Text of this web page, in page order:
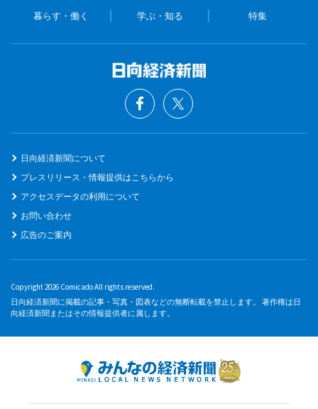
暮らす・働く 学ぶ・知る 特集
日向経済新聞について
プレスリリース・情報提供はこちらから
アクセスデータの利用について
お問い合わせ
広告のご案内
Copyright 2026 Comicado All rights reserved.
日向経済新聞に掲載の記事・写真・図表などの無断転載を禁止します。 著作権は日
向経済新聞またはその情報提供者に属します。